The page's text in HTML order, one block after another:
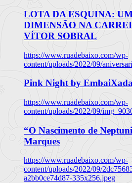
LOTA DA ESQUINA:
DIMENSÃO NA
VÍTOR SOBRAL
https://www.ruadebaixo.com/wp-
content/uploads/2022/09/
Pink Night by
https://www.ruadebaixo.com/wp-
content/uploads/2022/09/
“O Nascimento de
Marques
https://www.ruadebaixo.com/wp-
content/uploads/2022/09/
a2bb0ce74d87-335x256.jpeg